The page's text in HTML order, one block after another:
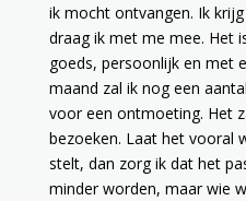
ik mocht ontvangen. Ik
draag ik met me mee. Het
goeds, persoonlijk en met
maand zal ik nog een
voor een ontmoeting. Het
bezoeken. Laat het vooral
stelt, dan zorg ik dat het
minder worden, maar wie